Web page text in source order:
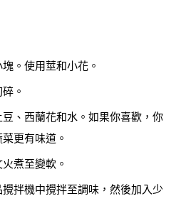
。使用莖和小花。
。
、西蘭花和水。如果你喜歡，你
更有味道。
煮至變軟。
拌機中攪拌至調味，然後加入少